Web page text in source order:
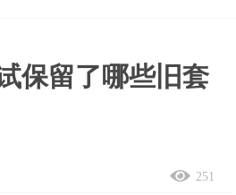
保留了哪些旧套
251